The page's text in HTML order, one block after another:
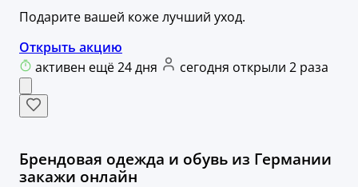
Подарите вашей коже лучший уход.
Открыть акцию
активен ещё 24 дня
сегодня открыли 2 раза
Брендовая одежда и обувь из Германии
закажи онлайн